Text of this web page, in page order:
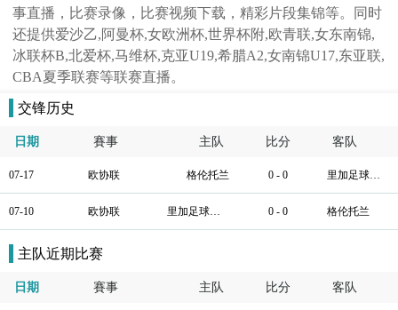
事直播，比赛录像，比赛视频下载，精彩片段集锦等。同时
还提供爱沙乙,阿曼杯,女欧洲杯,世界杯附,欧青联,女东南锦,
冰联杯B,北爱杯,马维杯,克亚U19,希腊A2,女南锦U17,东亚联,
CBA夏季联赛等联赛直播。
交锋历史
日期 賽事 主队 比分 客队
07-17 欧协联 格伦托兰 0 - 0 里加足球学院
07-10 欧协联 里加足球学院 0 - 0 格伦托兰
主队近期比赛
日期 賽事 主队 比分 客队